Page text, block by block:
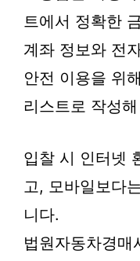
트에서 정확한
계좌 정보와 전
안전 이용을 위
리스트로 작성
입찰 시 인터넷
고, 모바일보다
니다.
법원자동차경매